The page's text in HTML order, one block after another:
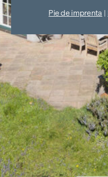
Pie de imprenta